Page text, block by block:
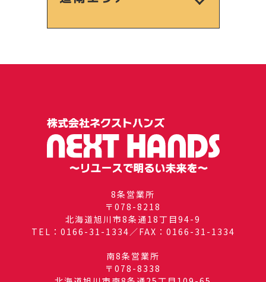
8条営業所
〒078-8218
北海道旭川市8条通18丁目94-9
TEL：0166-31-1334／FAX：0166-31-1334
南8条営業所
〒078-8338